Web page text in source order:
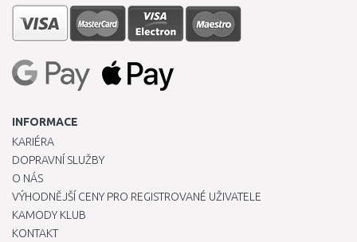
INFORMACE
KARIÉRA
DOPRAVNÍ SLUŽBY
O NÁS
VÝHODNĚJŠÍ CENY PRO REGISTROVANÉ UŽIVATELE
KAMODY KLUB
KONTAKT